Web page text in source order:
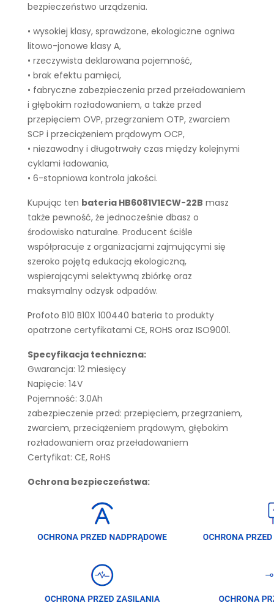
bezpieczeństwo urządzenia.
• wysokiej klasy, sprawdzone, ekologiczne ogniwa
litowo-jonowe klasy A,
• rzeczywista deklarowana pojemność,
• brak efektu pamięci,
• fabryczne zabezpieczenia przed przeładowaniem
i głębokim rozładowaniem, a także przed
przepięciem OVP, przegrzaniem OTP, zwarciem
SCP i przeciążeniem prądowym OCP,
• niezawodny i długotrwały czas między kolejnymi
cyklami ładowania,
• 6-stopniowa kontrola jakości.
Kupując ten bateria HB6081V1ECW-22B masz
także pewność, że jednocześnie dbasz o
środowisko naturalne. Producent ściśle
współpracuje z organizacjami zajmującymi się
szeroko pojętą edukacją ekologiczną,
wspierającymi selektywną zbiórkę oraz
maksymalny odzysk odpadów.
Profoto B10 B10X 100440 bateria to produkty
opatrzone certyfikatami CE, ROHS oraz ISO9001.
Specyfikacja techniczna:
Gwarancja: 12 miesięcy
Napięcie: 14V
Pojemność: 3.0Ah
zabezpieczenie przed: przepięciem, przegrzaniem,
zwarciem, przeciążeniem prądowym, głębokim
rozładowaniem oraz przeładowaniem
Certyfikat: CE, RoHS
Ochrona bezpieczeństwa: